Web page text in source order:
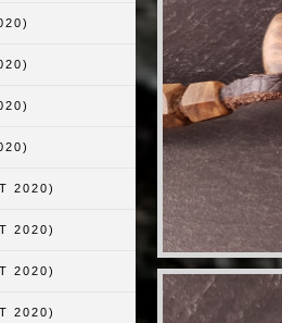
2020)
2020)
2020)
2020)